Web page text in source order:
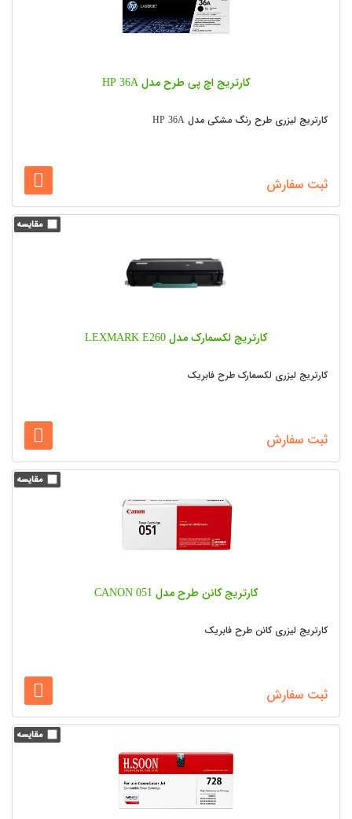
کارتریج اچ پی طرح مدل HP 36A
کارتریج لیزری طرح رنگ مشکی مدل HP 36A
ثبت سفارش
کارتریج لکسمارک مدل LEXMARK E260
کارتریج لیزری لکسمارک طرح فابریک
ثبت سفارش
کارتریج کانن طرح مدل CANON 051
کارتریج لیزری کانن طرح فابریک
ثبت سفارش